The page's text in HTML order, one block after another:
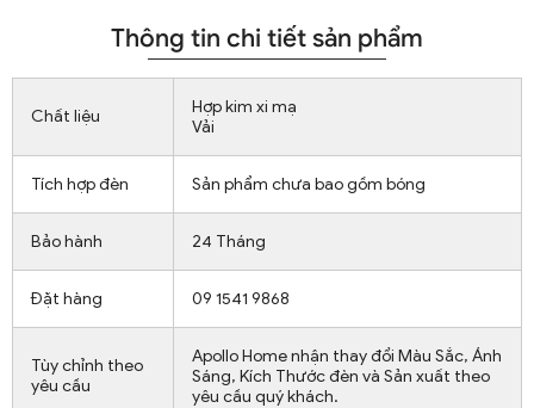
Thông tin chi tiết sản phẩm
Chất liệu
Hợp kim xi mạ
Vải
Tích hợp đèn Sản phẩm chưa bao gồm bóng
Bảo hành 24 Tháng
Đặt hàng 09 1541 9868
Tùy chỉnh theo
yêu cầu
Apollo Home nhận thay đổi Màu Sắc, Ánh
Sáng, Kích Thước đèn và Sản xuất theo
yêu cầu quý khách.